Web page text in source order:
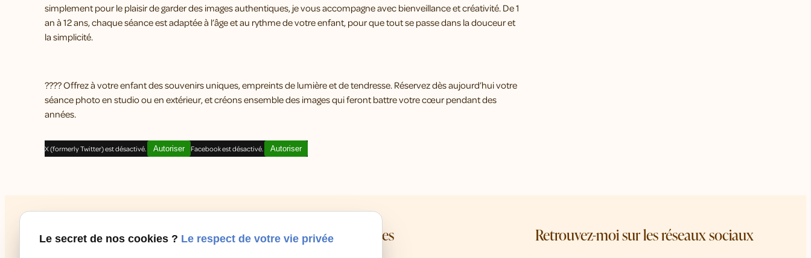
simplement pour le plaisir de garder des images authentiques, je vous accompagne avec bienveillance et créativité. De 1
an à 12 ans, chaque séance est adaptée à l’âge et au rythme de votre enfant, pour que tout se passe dans la douceur et
la simplicité.
???? Offrez à votre enfant des souvenirs uniques, empreints de lumière et de tendresse. Réservez dès aujourd’hui votre
séance photo en studio ou en extérieur, et créons ensemble des images qui feront battre votre cœur pendant des
années.
X (formerly Twitter) est désactivé. Autoriser Facebook est désactivé. Autoriser
Mes coordonnées Retrouvez-moi sur les réseaux sociaux
Le secret de nos cookies ? Le respect de votre vie privée